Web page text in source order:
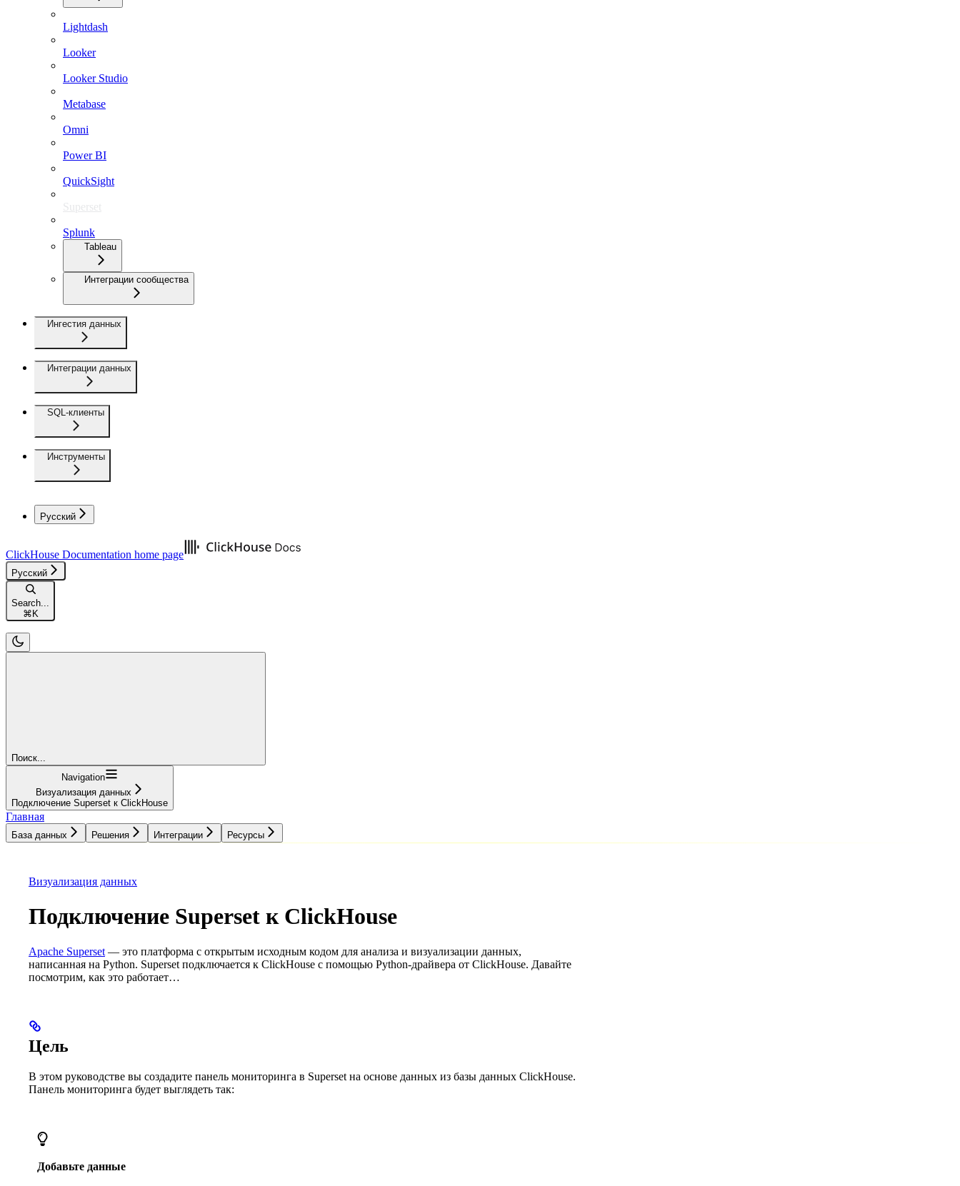
Lightdash
Looker
Looker Studio
Metabase
Omni
Power BI
QuickSight
Superset
Splunk
Tableau
Интеграции сообщества
Ингестия данных
Интеграции данных
SQL-клиенты
Инструменты
Русский
ClickHouse Documentation home page
Русский
Search...
⌘ K
Поиск...
Navigation
Визуализация данных
Подключение Superset к ClickHouse
Главная
База данных Решения Интеграции Ресурсы
Визуализация данных
Подключение Superset к ClickHouse
Apache Superset — это платформа с открытым исходным кодом для анализа и визуализации данных,
написанная на Python. Superset подключается к ClickHouse с помощью Python-драйвера от ClickHouse. Давайте
посмотрим, как это работает…
Цель
В этом руководстве вы создадите панель мониторинга в Superset на основе данных из базы данных ClickHouse.
Панель мониторинга будет выглядеть так:
Добавьте данные